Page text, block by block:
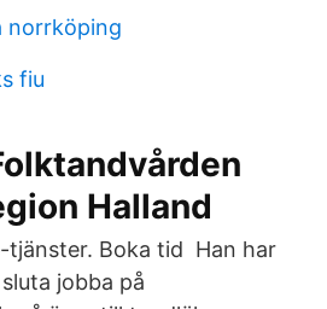
norrköping
fiu
Halland
tjänster. Boka tid Han har
jobba på